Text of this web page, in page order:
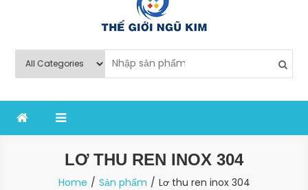
Thế Giới Ngũ Kim
nghiệp sản xuất
LƠ THU REN INOX 304
Home Sản phẩm Lơ thu ren inox 304